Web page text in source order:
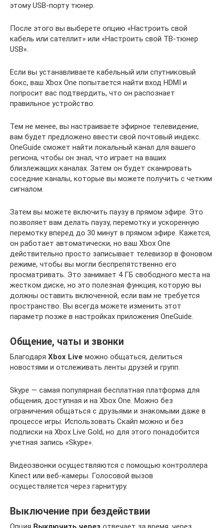
этому USB-порту тюнер.
После этого вы выберете опцию «Настроить свой
кабель или сателлит» или «Настроить свой ТВ-тюнер
USB».
Если вы устанавливаете кабельный или спутниковый
бокс, ваш Xbox One попытается найти вход HDMI и
попросит вас подтвердить, что он распознает
правильное устройство.
Тем не менее, вы настраиваете эфирное телевидение,
вам будет предложено ввести свой почтовый индекс.
OneGuide сможет найти локальный канал для вашего
региона, чтобы он знал, что играет на ваших
близлежащих каналах. Затем он будет сканировать
соседние каналы, которые вы можете получить с четким
сигналом.
Затем вы можете включить паузу в прямом эфире. Это
позволяет вам делать паузу, перемотку и ускоренную
перемотку вперед до 30 минут в прямом эфире. Кажется,
он работает автоматически, но ваш Xbox One
действительно просто записывает телевизор в фоновом
режиме, чтобы вы могли беспрепятственно его
просматривать. Это занимает 4 ГБ свободного места на
жестком диске, но это полезная функция, которую вы
должны оставить включенной, если вам не требуется
пространство. Вы всегда можете изменить этот
параметр позже в настройках приложения OneGuide.
Общение, чаты и звонки
Благодаря Xbox Live можно общаться, делиться
новостями и отслеживать ленты друзей и групп.
Skype — самая популярная бесплатная платформа для
общения, доступная и на Xbox One. Можно без
ограничения общаться с друзьями и знакомыми даже в
процессе игры. Использовать Скайп можно и без
подписки на Xbox Live Gold, но для этого понадобится
учетная запись «Skype».
Видеозвонки осуществляются с помощью контроллера
Kinect или веб-камеры. Голосовой вызов
осуществляется через гарнитуру.
Выключение при бездействии